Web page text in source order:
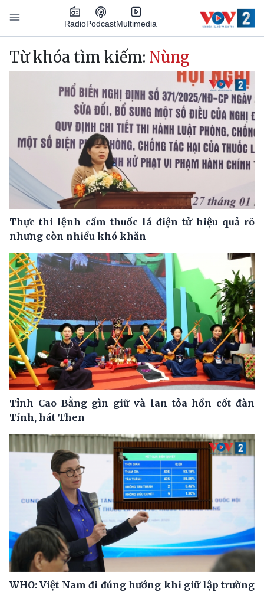
Nhảy đến nội dung
RadioPodcastMultimedia
Main navigation
Từ khóa tìm kiếm: Nùng
Thực thi lệnh cấm thuốc lá điện tử hiệu quả rõ
nhưng còn nhiều khó khăn
Tỉnh Cao Bằng gìn giữ và lan tỏa hồn cốt đàn
Tính, hát Then
WHO: Việt Nam đi đúng hướng khi giữ lập trường